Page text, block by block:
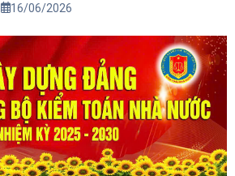
16/06/2026